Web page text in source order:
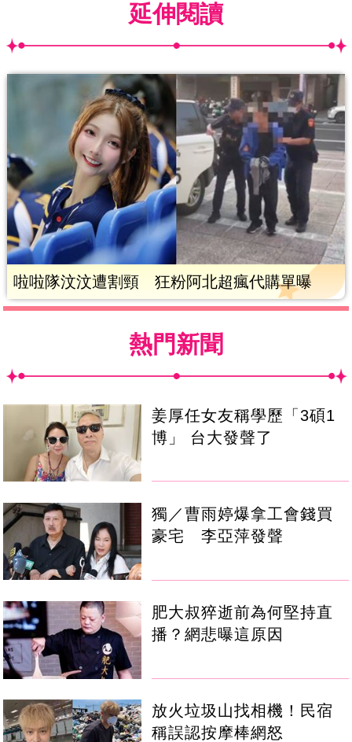
延伸閱讀
啦啦隊汶汶遭割頸 狂粉阿北超瘋代購單曝
熱門新聞
姜厚任女友稱學歷「3碩1
博」 台大發聲了
獨／曹雨婷爆拿工會錢買
豪宅 李亞萍發聲
肥大叔猝逝前為何堅持直
播？網悲曝這原因
放火垃圾山找相機！民宿
稱誤認按摩棒網怒